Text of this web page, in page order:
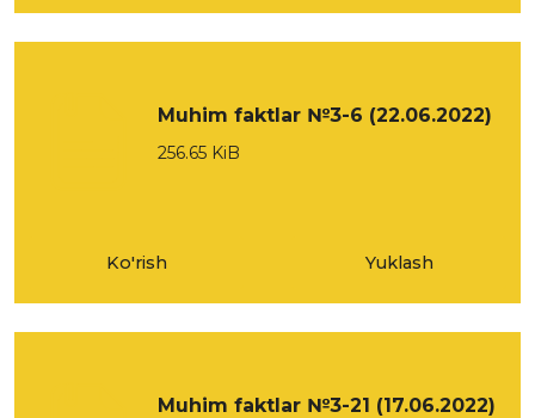
Muhim faktlar №3-6 (22.06.2022)
256.65 KiB
Ko'rish Yuklash
Muhim faktlar №3-21 (17.06.2022)